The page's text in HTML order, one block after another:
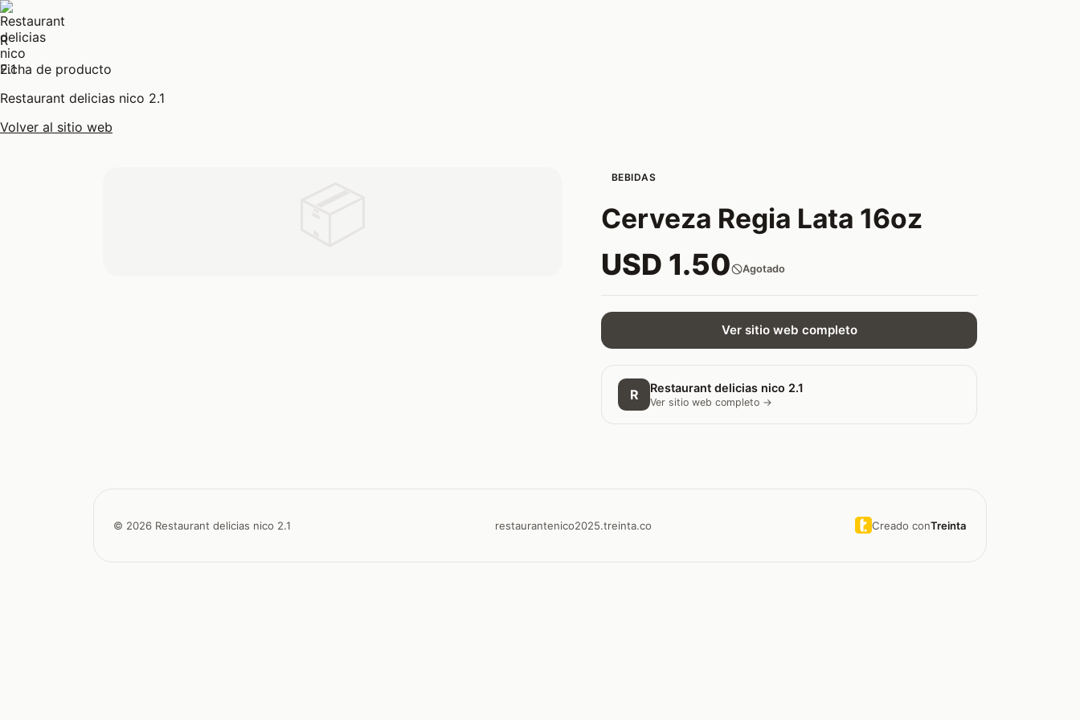
R
Ficha de producto
Restaurant delicias nico 2.1
Volver al sitio web
BEBIDAS
Cerveza Regia Lata 16oz
USD 1.50 Agotado
Ver sitio web completo
R Restaurant delicias nico 2.1
Ver sitio web completo →
© 2026 Restaurant delicias nico 2.1 restaurantenico2025.treinta.co Creado conTreinta